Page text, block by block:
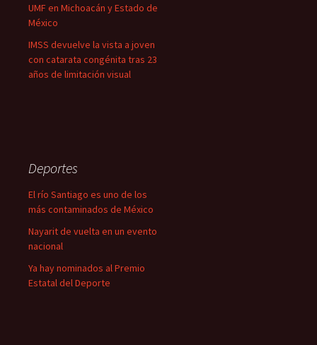
UMF en Michoacán y Estado de
México
IMSS devuelve la vista a joven
con catarata congénita tras 23
años de limitación visual
Deportes
El río Santiago es uno de los
más contaminados de México
Nayarit de vuelta en un evento
nacional
Ya hay nominados al Premio
Estatal del Deporte